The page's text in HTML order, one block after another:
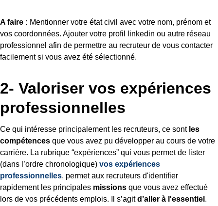
A faire : Mentionner votre état civil avec votre nom, prénom et
vos coordonnées. Ajouter votre profil linkedin ou autre réseau
professionnel afin de permettre au recruteur de vous contacter
facilement si vous avez été sélectionné.
2- Valoriser vos expériences
professionnelles
Ce qui intéresse principalement les recruteurs, ce sont les
compétences que vous avez pu développer au cours de votre
carrière. La rubrique “expériences” qui vous permet de lister
(dans l’ordre chronologique) vos expériences
professionnelles, permet aux recruteurs d'identifier
rapidement les principales missions que vous avez effectué
lors de vos précédents emplois. Il s’agitd’aller à l'essentiel .